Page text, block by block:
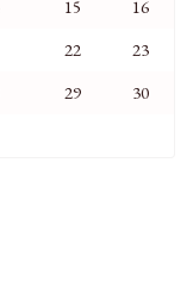
15
16
22
23
29
30